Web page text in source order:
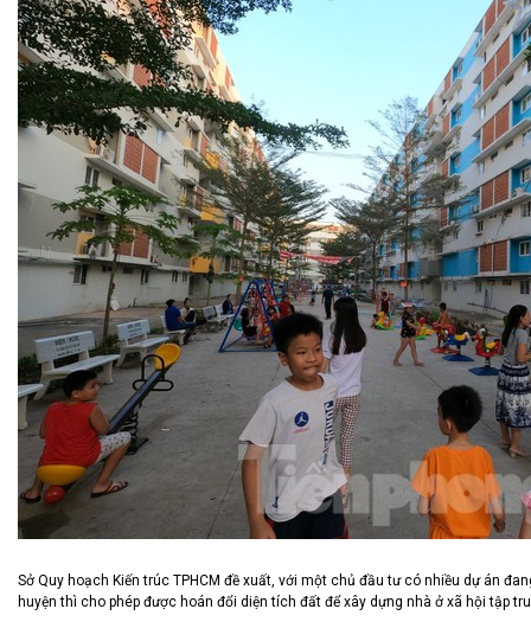
Sở Quy hoạch Kiến trúc TPHCM đề xuất, với một chủ đầu tư có nhiều dự án
huyện thì cho phép được hoán đổi diện tích đất để xây dựng nhà ở xã hội tập